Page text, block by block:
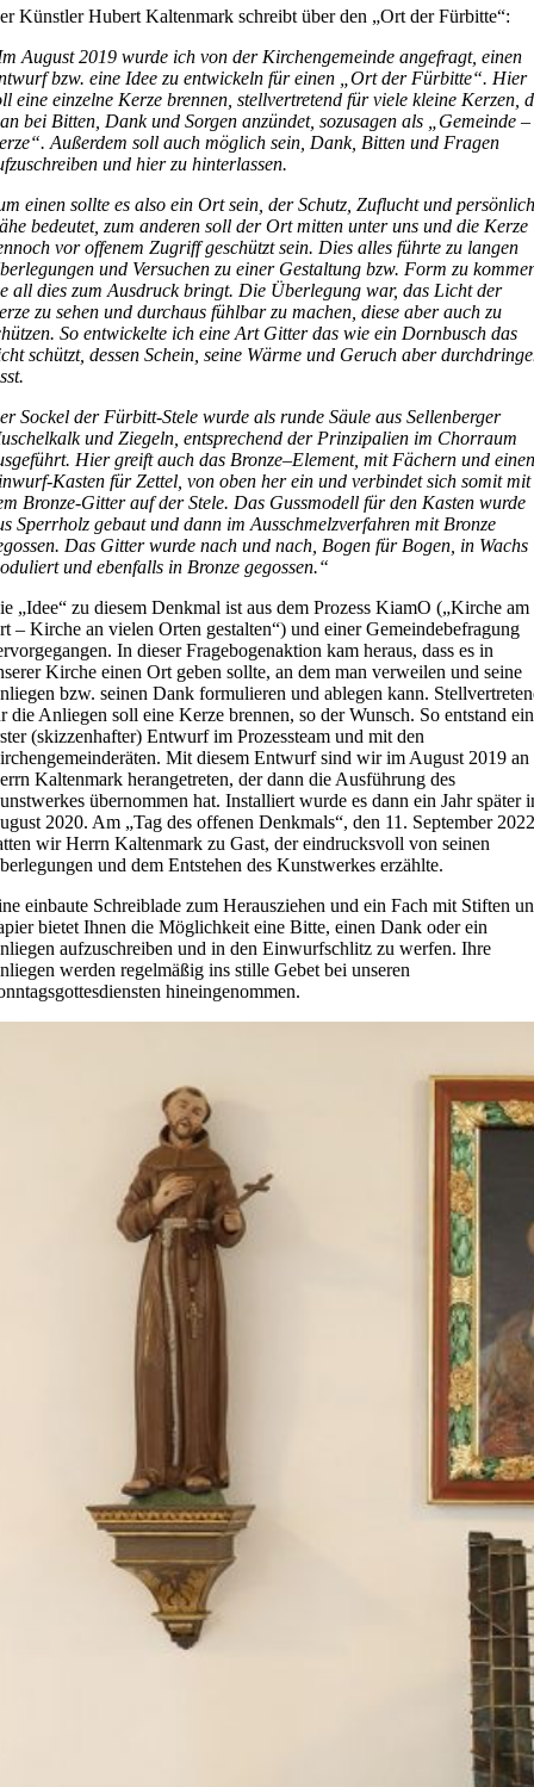
Künstler Hubert Kaltenmark schreibt über den „Ort der Fürbitte“:
August 2019 wurde ich von der Kirchengemeinde angefragt, einen
bzw. eine Idee zu entwickeln für einen „Ort der Fürbitte“. Hier
eine einzelne Kerze brennen, stellvertretend für viele kleine Kerzen,
bei Bitten, Dank und Sorgen anzündet, sozusagen als „Gemeinde –
Außerdem soll auch möglich sein, Dank, Bitten und Fragen
und hier zu hinterlassen.
einen sollte es also ein Ort sein, der Schutz, Zuflucht und
bedeutet, zum anderen soll der Ort mitten unter uns und die Kerze
vor offenem Zugriff geschützt sein. Dies alles führte zu langen
und Versuchen zu einer Gestaltung bzw. Form zu
all dies zum Ausdruck bringt. Die Überlegung war, das Licht der
zu sehen und durchaus fühlbar zu machen, diese aber auch zu
So entwickelte ich eine Art Gitter das wie ein Dornbusch das
schützt, dessen Schein, seine Wärme und Geruch aber
Sockel der Fürbitt-Stele wurde als runde Säule aus Sellenberger
und Ziegeln, entsprechend der Prinzipalien im Chorraum
Hier greift auch das Bronze–Element, mit Fächern und einen
Kasten für Zettel, von oben her ein und verbindet sich somit mit
Bronze-Gitter auf der Stele. Das Gussmodell für den Kasten wurde
Sperrholz gebaut und dann im Ausschmelzverfahren mit Bronze
Das Gitter wurde nach und nach, Bogen für Bogen, in Wachs
und ebenfalls in Bronze gegossen.“
„Idee“ zu diesem Denkmal ist aus dem Prozess KiamO („Kirche am
– Kirche an vielen Orten gestalten“) und einer Gemeindebefragung
In dieser Fragebogenaktion kam heraus, dass es in
Kirche einen Ort geben sollte, an dem man verweilen und seine
bzw. seinen Dank formulieren und ablegen kann.
die Anliegen soll eine Kerze brennen, so der Wunsch. So entstand ein
(skizzenhafter) Entwurf im Prozessteam und mit den
Mit diesem Entwurf sind wir im August 2019 an
Kaltenmark herangetreten, der dann die Ausführung des
übernommen hat. Installiert wurde es dann ein Jahr später
2020. Am „Tag des offenen Denkmals“, den 11. September 2022
wir Herrn Kaltenmark zu Gast, der eindrucksvoll von seinen
und dem Entstehen des Kunstwerkes erzählte.
einbaute Schreiblade zum Herausziehen und ein Fach mit Stiften
bietet Ihnen die Möglichkeit eine Bitte, einen Dank oder ein
aufzuschreiben und in den Einwurfschlitz zu werfen. Ihre
werden regelmäßig ins stille Gebet bei unseren
hineingenommen.